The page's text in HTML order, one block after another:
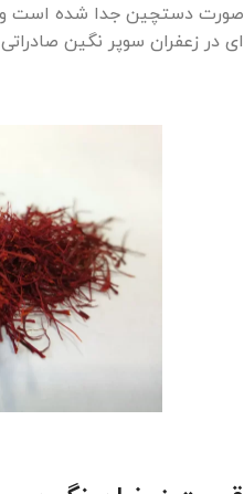
صورت دستچین جدا شده است و
ای در زعفران سوپر نگین صادراتی